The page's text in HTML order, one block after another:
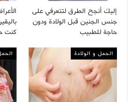
إليك أنجح الطرق لتتعرفي على
جنس الجنين قبل الولادة ودون
حاجة للطبيب
كنت
الحمل و الولادة